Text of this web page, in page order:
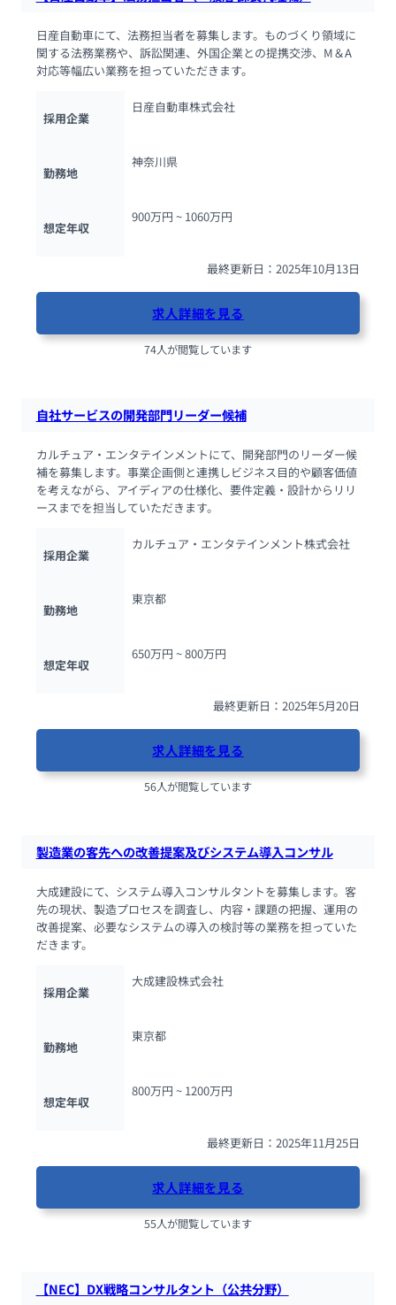
日産自動車にて、法務担当者を募集します。ものづくり領域に
関する法務業務や、訴訟関連、外国企業との提携交渉、M＆A
対応等幅広い業務を担っていただきます。
採用企業
日産自動車株式会社
勤務地
神奈川県
想定年収
900万円 ~ 1060万円
最終更新日：2025年10月13日
求人詳細を見る
74人が閲覧しています
自社サービスの開発部門リーダー候補
カルチュア・エンタテインメントにて、開発部門のリーダー候
補を募集します。事業企画側と連携しビジネス目的や顧客価値
を考えながら、アイディアの仕様化、要件定義・設計からリリ
ースまでを担当していただきます。
採用企業
カルチュア・エンタテインメント株式会社
勤務地
東京都
想定年収
650万円 ~ 800万円
最終更新日：2025年5月20日
求人詳細を見る
56人が閲覧しています
製造業の客先への改善提案及びシステム導入コンサル
大成建設にて、システム導入コンサルタントを募集します。客
先の現状、製造プロセスを調査し、内容・課題の把握、運用の
改善提案、必要なシステムの導入の検討等の業務を担っていた
だきます。
採用企業
大成建設株式会社
勤務地
東京都
想定年収
800万円 ~ 1200万円
最終更新日：2025年11月25日
求人詳細を見る
55人が閲覧しています
【NEC】DX戦略コンサルタント（公共分野）